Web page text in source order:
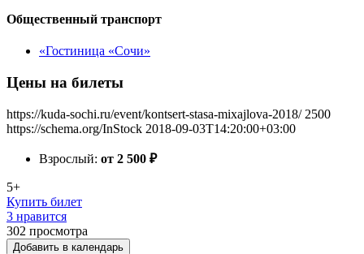
Общественный транспорт
«Гостиница «Сочи»
Цены на билеты
https://kuda-sochi.ru/event/kontsert-stasa-mixajlova-2018/ 2500
https://schema.org/InStock 2018-09-03T14:20:00+03:00
Взрослый: от 2 500 ₽
5+
Купить билет
3 нравится
302 просмотра
Добавить в календарь